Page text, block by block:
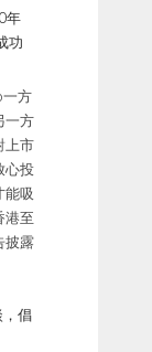
年
功
方
一方
上市
心投
能吸
港至
披露
倡